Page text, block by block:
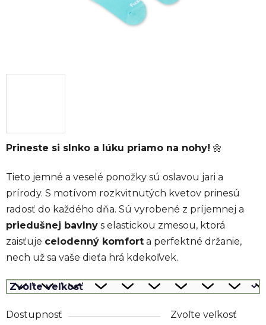
Prineste si slnko a lúku priamo na nohy! 🌼
Tieto jemné a veselé ponožky sú oslavou jari a
prírody. S motívom rozkvitnutých kvetov prinesú
radosť do každého dňa. Sú vyrobené z príjemnej a
priedušnej bavlny s elastickou zmesou, ktorá
zaisťuje celodenný komfort a perfektné držanie,
nech už sa vaše dieťa hrá kdekoľvek.
Dostupnosť
Zvoľte veľkosť